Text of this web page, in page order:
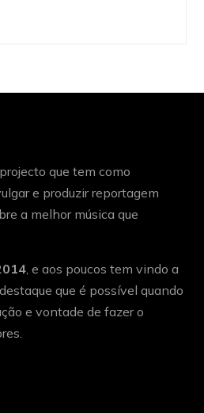
que tem como
e produzir reportagem
a melhor música que
, e aos poucos tem vindo a
que é possível quando
e vontade de fazer o